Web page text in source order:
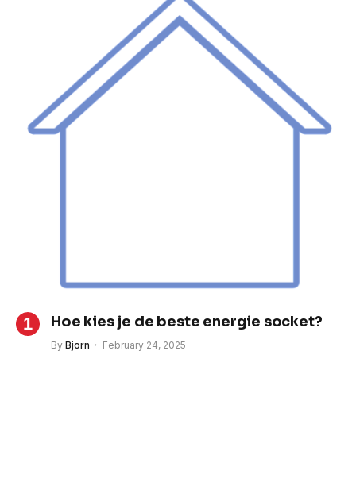
Hoe kies je de beste energie socket?
By Bjorn February 24, 2025